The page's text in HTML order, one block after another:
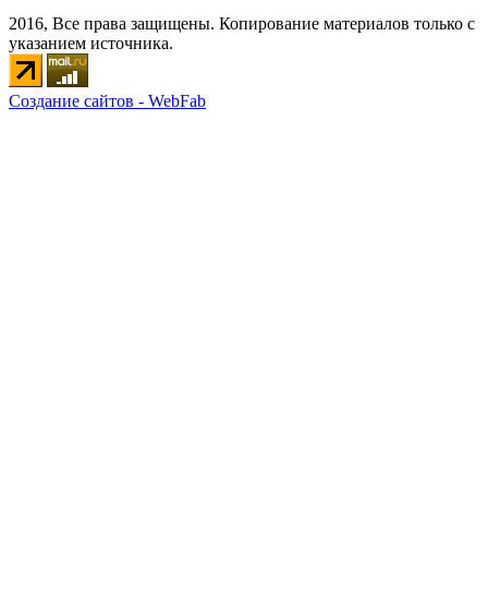
2016, Все права защищены. Копирование материалов только с
указанием источника.
Создание сайтов - WebFab